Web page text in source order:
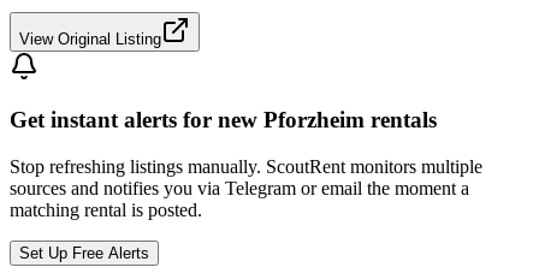
View Original Listing
Get instant alerts for new Pforzheim rentals
Stop refreshing listings manually. ScoutRent monitors multiple
sources and notifies you via Telegram or email the moment a
matching rental is posted.
Set Up Free Alerts